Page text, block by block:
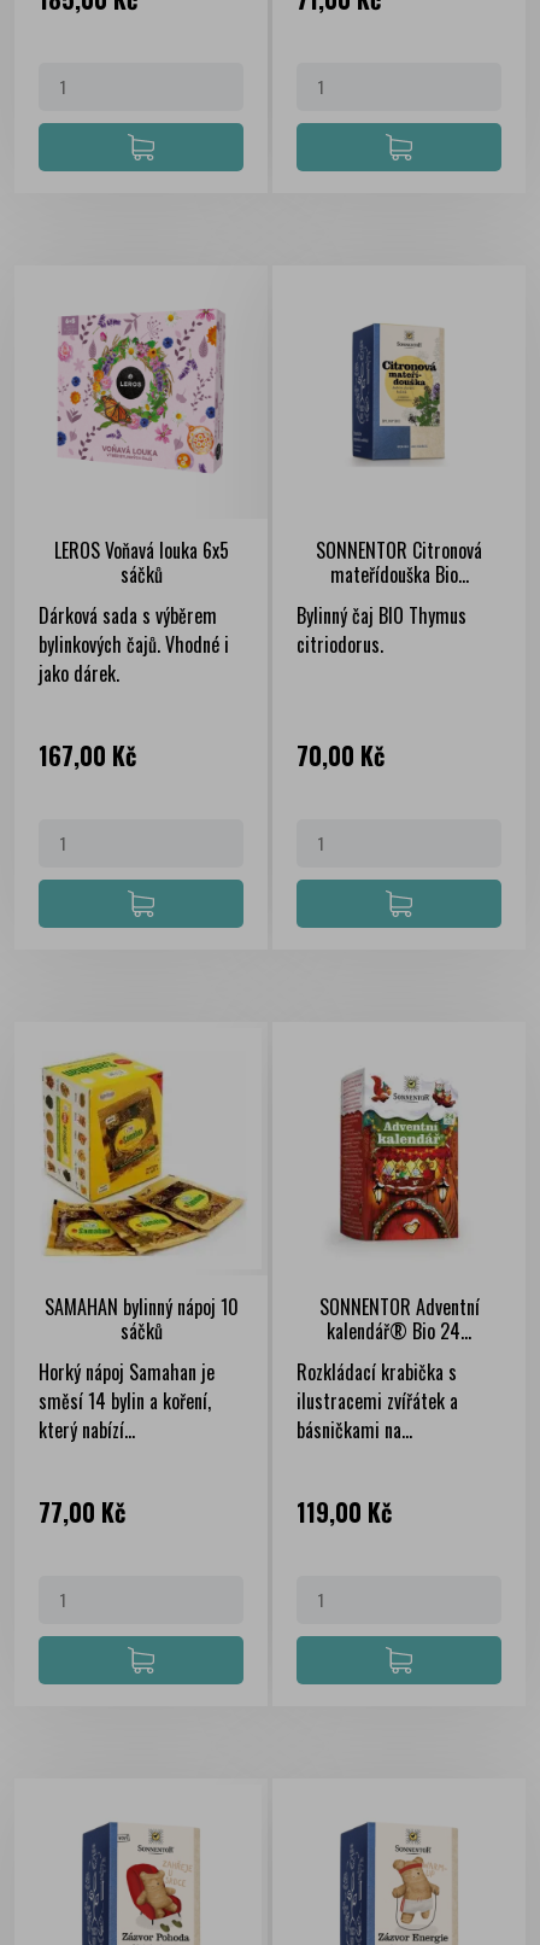
LEROS Voňavá louka 6x5
sáčků
Dárková sada s výběrem
bylinkových čajů. Vhodné i
jako dárek.
Cena
167,00 Kč
SONNENTOR Citronová
mateřídouška Bio...
Bylinný čaj BIO Thymus
citriodorus.
Cena
70,00 Kč
SAMAHAN bylinný nápoj 10
sáčků
Horký nápoj Samahan je
směsí 14 bylin a koření,
který nabízí...
Cena
77,00 Kč
SONNENTOR Adventní
kalendář® Bio 24...
Rozkládací krabička s
ilustracemi zvířátek a
básničkami na...
Cena
119,00 Kč